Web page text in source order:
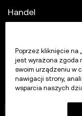
Handel
Firma OKX
Poprzez kliknięcie na
jest wyrażona zgoda
swoim urządzeniu w
nawigacji strony,
wsparcia naszych